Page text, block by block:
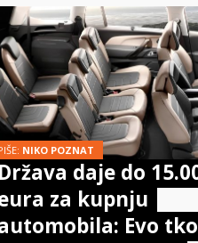
NIKO POZNAT
Država daje do
za kupnju
Evo